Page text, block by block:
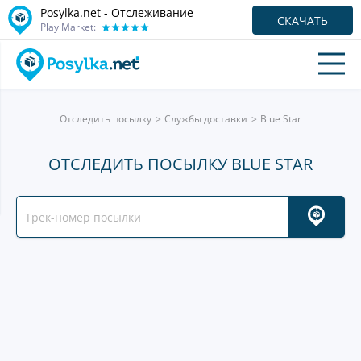
Posylka.net - Отслеживание
Play Market: СКАЧАТЬ
Отследить посылку Службы доставки Blue Star
ОТСЛЕДИТЬ ПОСЫЛКУ BLUE STAR